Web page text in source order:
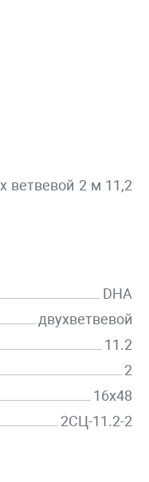
ветвевой 2 м 11,2
DHA
двухветвевой
11.2
2
16х48
2СЦ-11.2-2